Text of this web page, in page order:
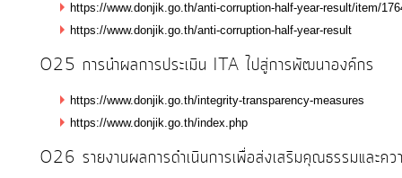
https://www.donjik.go.th/anti-corruption-half-year-result/item/
https://www.donjik.go.th/anti-corruption-half-year-result
O25 การนำผลการประเมิน ITA ไปสู่การพัฒนาองค์กร
https://www.donjik.go.th/integrity-transparency-measures
https://www.donjik.go.th/index.php
O26 รายงานผลการดำเนินการเพื่อส่งเสริมคุณธรรมและ